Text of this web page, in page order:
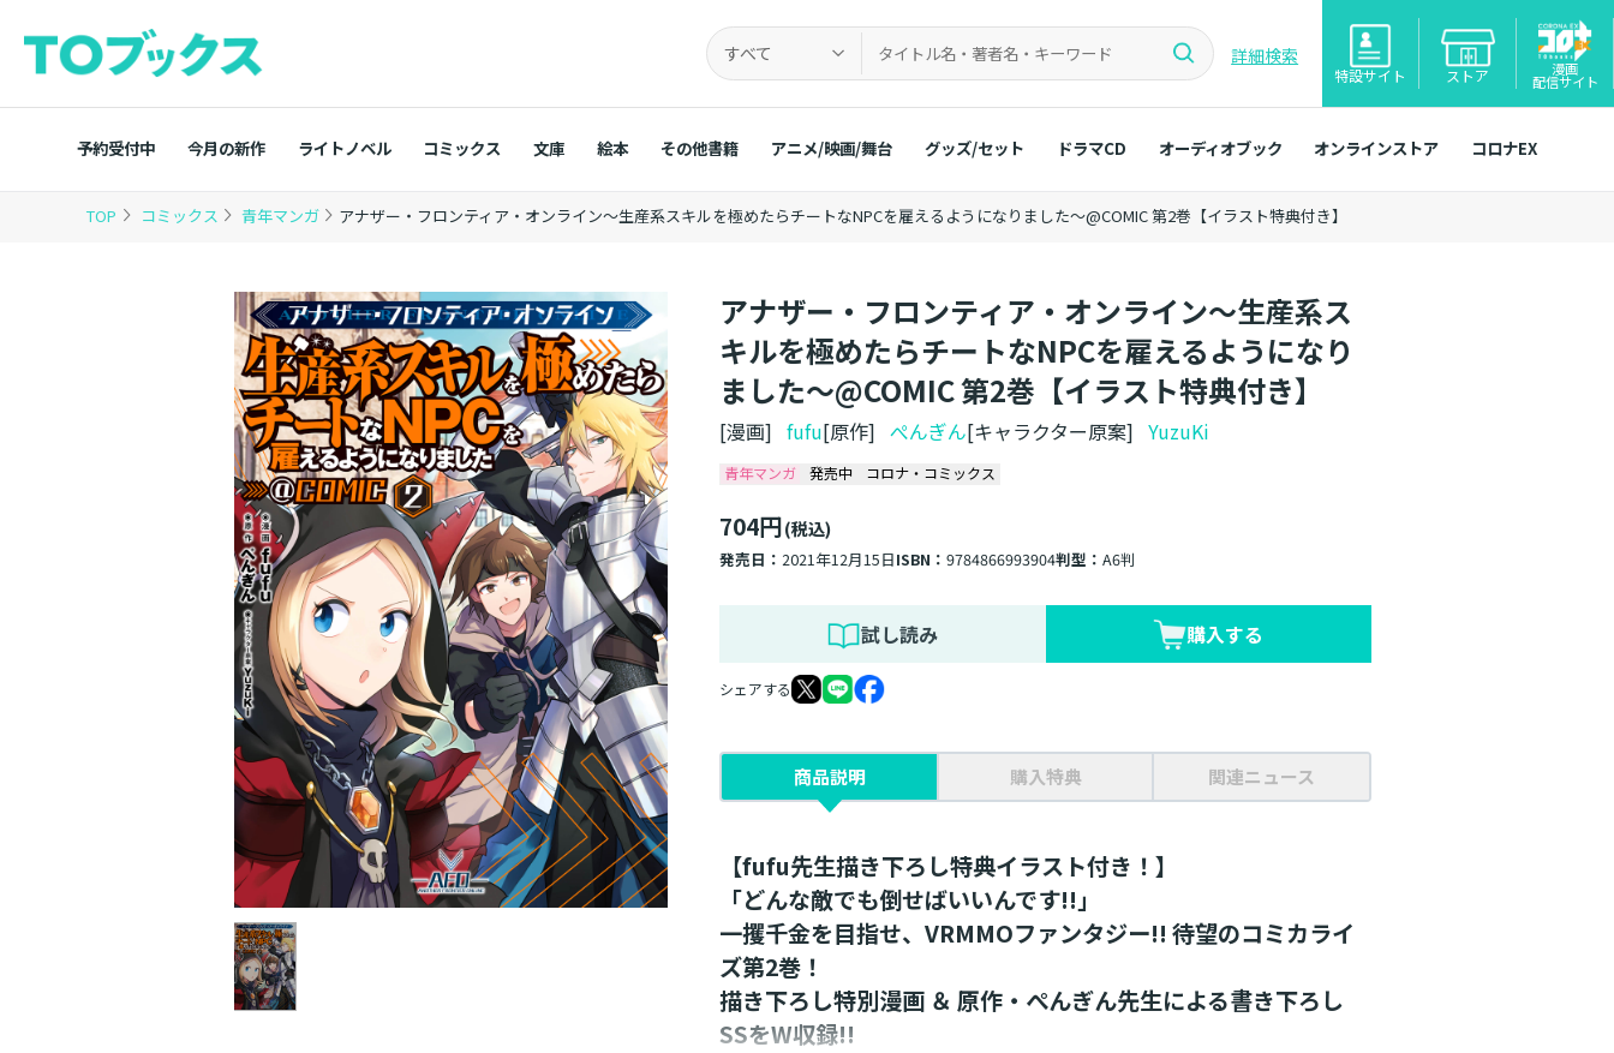
すべて 詳細検索
特設サイト ストア 漫画
配信サイト
予約受付中 今月の新作 ライトノベル コミックス 文庫 絵本 その他書籍 アニメ/映画/舞台 グッズ/セット ドラマCD オーディオブック オンラインストア コロナEX
TOP コミックス 青年マンガ アナザー・フロンティア・オンライン～生産系スキルを極めたらチートなNPCを雇えるようになりました～@COMIC 第2巻【イラスト特典付き】
アナザー・フロンティア・オンライン～生産系ス
キルを極めたらチートなNPCを雇えるようになり
ました～@COMIC 第2巻【イラスト特典付き】
[漫画]fufu[原作]ぺんぎん[キャラクター原案]YuzuKi
青年マンガ 発売中 コロナ・コミックス
704円(税込)
発売日：2021年12月15日ISBN：9784866993904判型：A6判
試し読み 購入する
シェアする
商品説明 購入特典 関連ニュース
【fufu先生描き下ろし特典イラスト付き！】
「どんな敵でも倒せばいいんです!!」
一攫千金を目指せ、VRMMOファンタジー!! 待望のコミカライ
ズ第2巻！
描き下ろし特別漫画 ＆ 原作・ぺんぎん先生による書き下ろし
SSをW収録!!